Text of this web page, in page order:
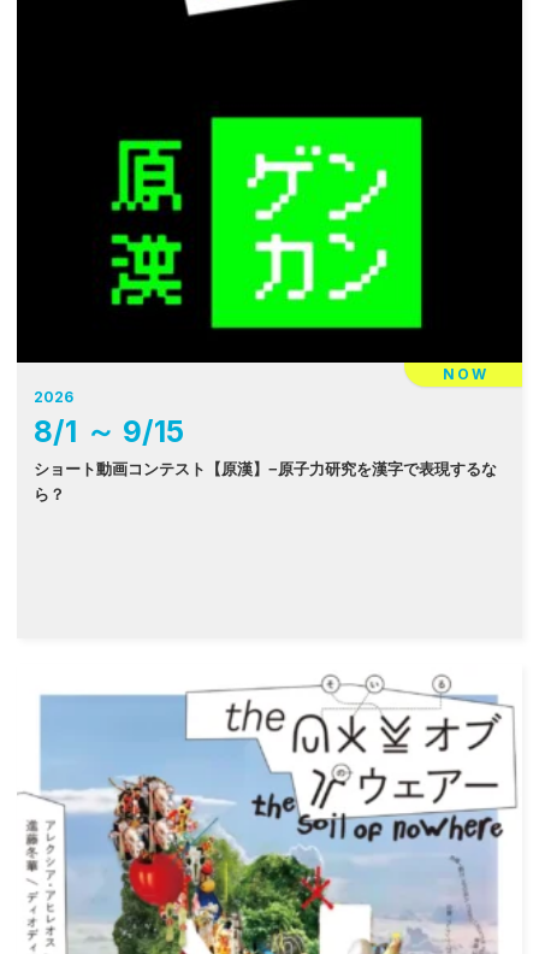
NOW
2026
8/1 ～ 9/15
ショート動画コンテスト【原漢】−原子力研究を漢字で表現するな
ら？